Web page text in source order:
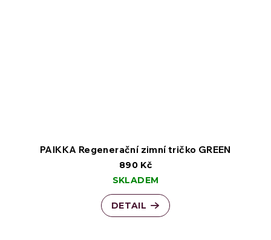
PAIKKA Regenerační zimní tričko GREEN
890 Kč
SKLADEM
DETAIL